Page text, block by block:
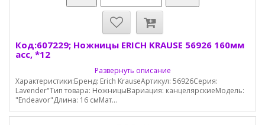
Код:607229; Ножницы ERICH KRAUSE 56926 160мм
асс, *12
Развернуть описание
Характеристики:Бренд: Erich KrauseАртикул: 56926Серия:
Lavender"Тип товара: НожницыВариация: канцелярскиеМодель:
"Endeavor"Длина: 16 смМат...